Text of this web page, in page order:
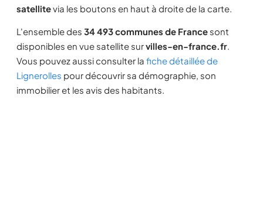
satellitevia les boutons en haut à droite de la carte.
L'ensemble des 34 493 communes de France sont
disponibles en vue satellite survilles-en-france.fr.
Vous pouvez aussi consulter la fiche détaillée de
Lignerolles pour découvrir sa démographie, son
immobilier et les avis des habitants.